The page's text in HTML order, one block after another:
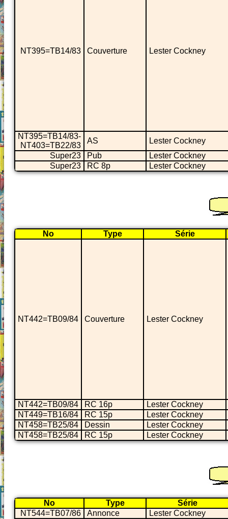
NT395=TB14/83 Couverture Lester Cockney
NT395=TB14/83-
NT403=TB22/83
AS
Lester Cockney
Super23
Pub
Lester Cockney
Super23
RC 8p Lester Cockney
No Type Série
NT442=TB09/84 Couverture Lester Cockney
NT442=TB09/84 RC 16p
Lester Cockney
NT449=TB16/84
RC 15p
Lester Cockney
NT458=TB25/84
Dessin
Lester Cockney
NT458=TB25/84
RC 15p Lester Cockney
No Type
Série
NT544=TB07/86
Annonce Lester Cockney